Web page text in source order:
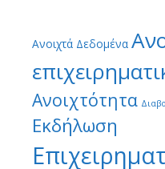
Ανοιχτά Δεδομένα
Ανοιχτότητα
Εκδήλωση